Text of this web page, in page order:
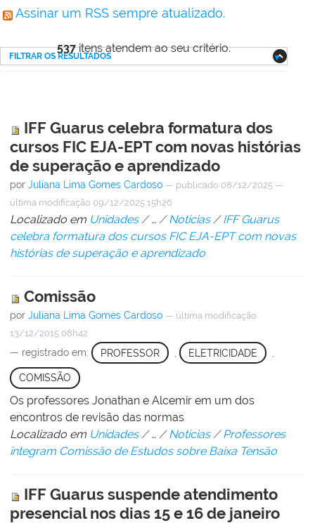
Assinar um RSS sempre atualizado.
537itens atendem ao seu critério.
FILTRAR OS RESULTADOS
IFF Guarus celebra formatura dos
cursos FIC EJA-EPT com novas histórias
de superação e aprendizado
por Juliana Lima Gomes Cardoso — publicado 08/12/2025 —
última modificação 09/12/2025 15h26
Localizado em Unidades /… /Notícias /IFF Guarus
celebra formatura dos cursos FIC EJA-EPT com novas
histórias de superação e aprendizado
Comissão
por Juliana Lima Gomes Cardoso — última modificação
13/12/2015 08h42
— registrado em: PROFESSOR ELETRICIDADE
COMISSÃO
Os professores Jonathan e Alcemir em um dos
encontros de revisão das normas
Localizado em Unidades /… /Notícias /Professores
integram Comissão de Estudos sobre Baixa Tensão
IFF Guarus suspende atendimento
presencial nos dias 15 e 16 de janeiro